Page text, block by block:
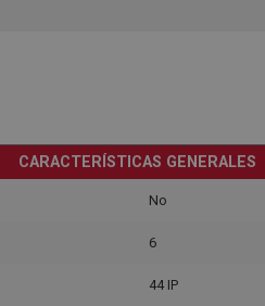
CARACTERÍSTICAS GENERALES
No
6
44 IP